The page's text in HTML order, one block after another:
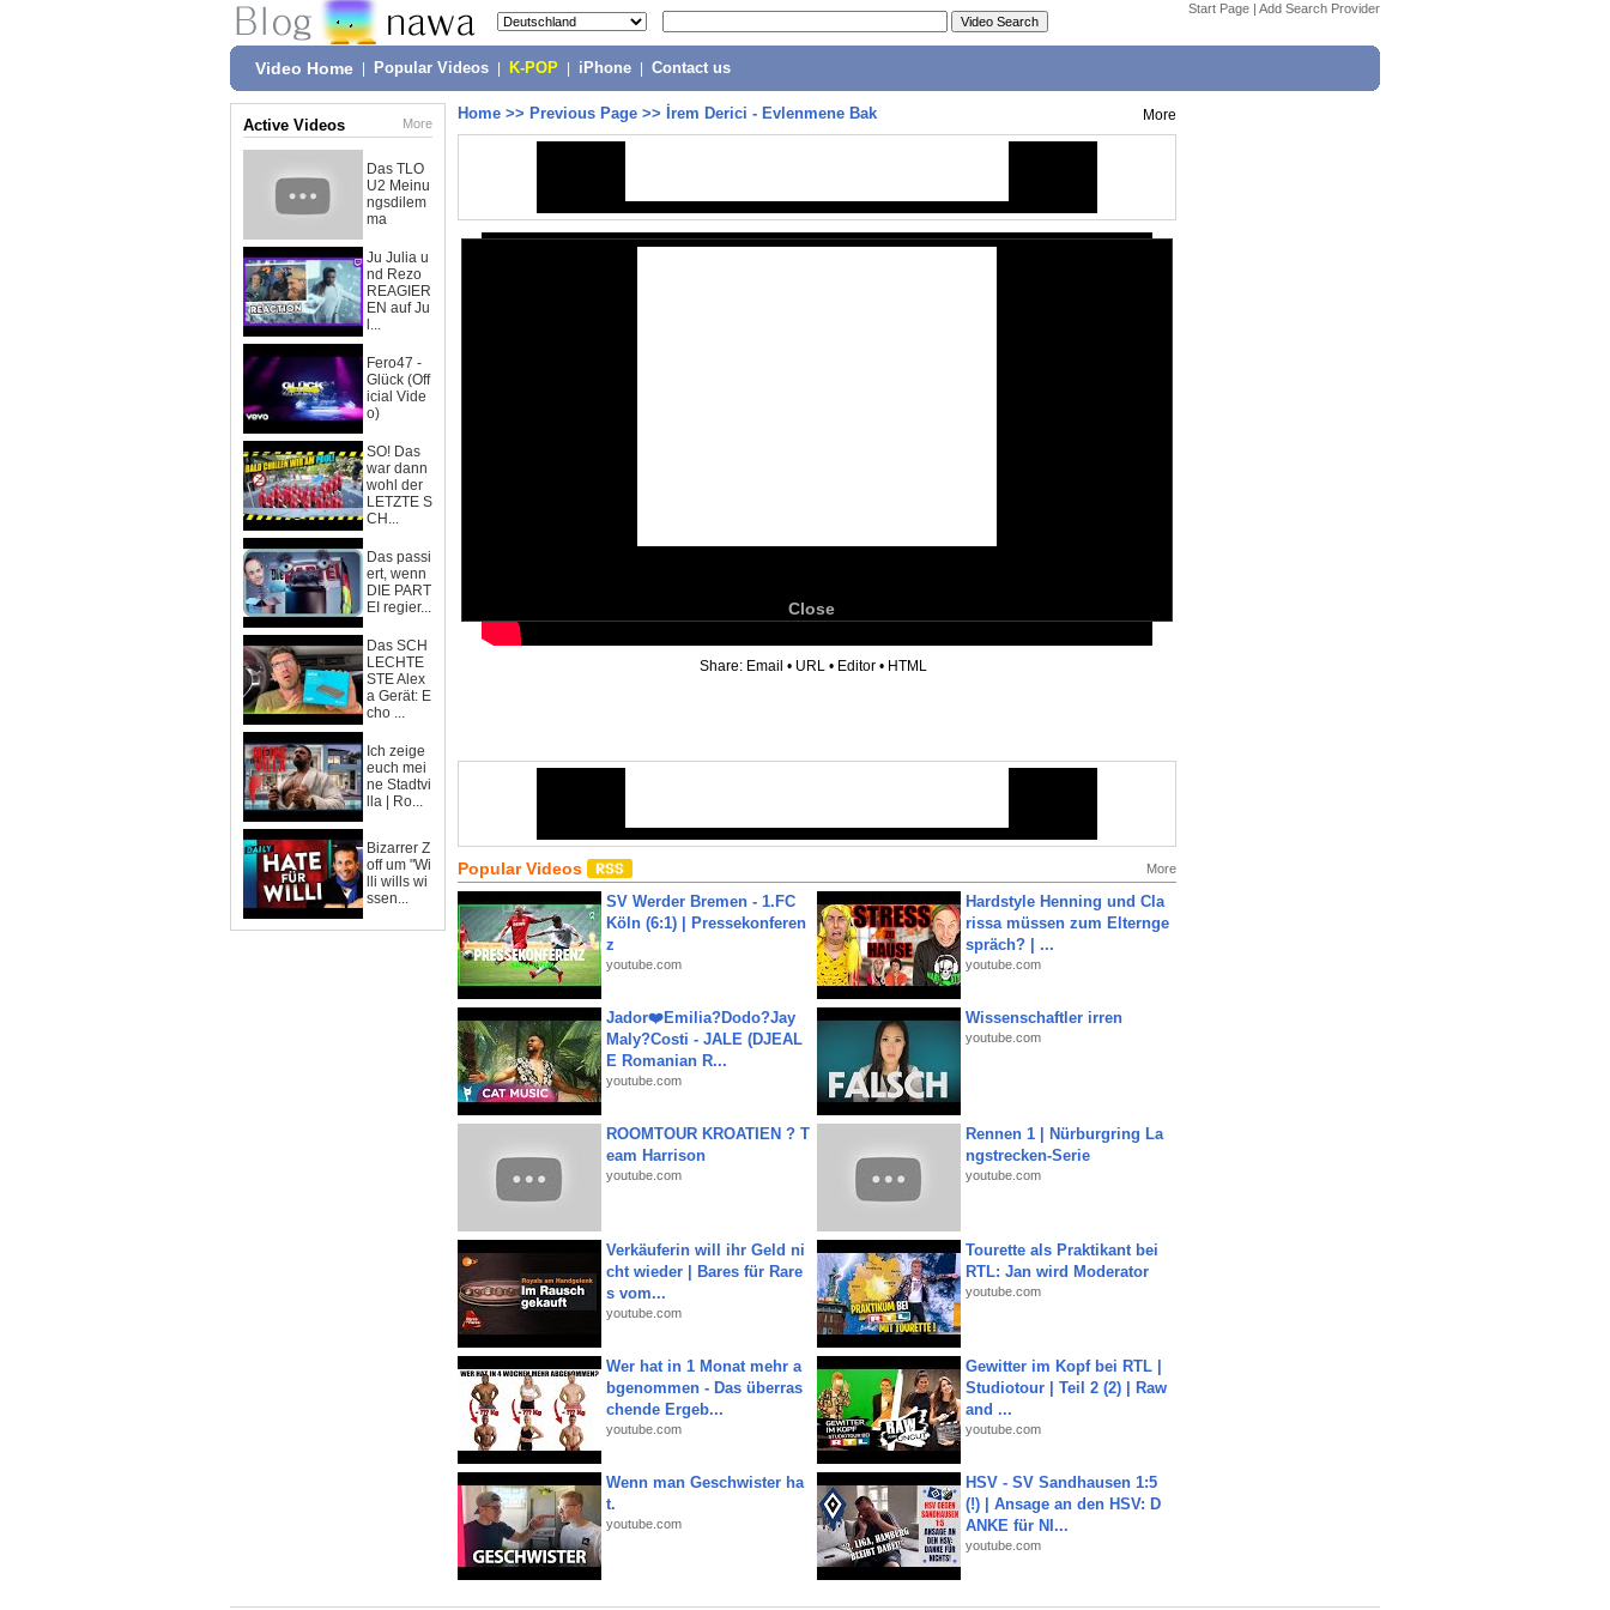
Start Page | Add Search Provider
Video Home Popular Videos K-POP iPhone Contact us
Active Videos More
Das TLO
U2 Meinu
ngsdilem
ma
Ju Julia u
nd Rezo
REAGIER
EN auf Ju
l...
Fero47 -
Glück (Off
icial Vide
o)
SO! Das
war dann
wohl der
LETZTE S
CH...
Das passi
ert, wenn
DIE PART
EI regier...
Das SCH
LECHTE
STE Alex
a Gerät: E
cho ...
Ich zeige
euch mei
ne Stadtvi
lla | Ro...
Bizarrer Z
off um "Wi
lli wills wi
ssen...
Home >> Previous Page >> İrem Derici - Evlenmene Bak More
Close
Share: Email • URL • Editor • HTML
Popular Videos More
SV Werder Bremen - 1.FC
Köln (6:1) | Pressekonferen
z
youtube.com
Hardstyle Henning und Cla
rissa müssen zum Elternge
spräch? | ...
youtube.com
Jador❤️Emilia?Dodo?Jay
Maly?Costi - JALE (DJEAL
E Romanian R...
youtube.com
Wissenschaftler irren
youtube.com
ROOMTOUR KROATIEN ? T
eam Harrison
youtube.com
Rennen 1 | Nürburgring La
ngstrecken-Serie
youtube.com
Verkäuferin will ihr Geld ni
cht wieder | Bares für Rare
s vom...
youtube.com
Tourette als Praktikant bei
RTL: Jan wird Moderator
youtube.com
Wer hat in 1 Monat mehr a
bgenommen - Das überras
chende Ergeb...
youtube.com
Gewitter im Kopf bei RTL |
Studiotour | Teil 2 (2) | Raw
and ...
youtube.com
Wenn man Geschwister ha
t.
youtube.com
HSV - SV Sandhausen 1:5
(!) | Ansage an den HSV: D
ANKE für NI...
youtube.com